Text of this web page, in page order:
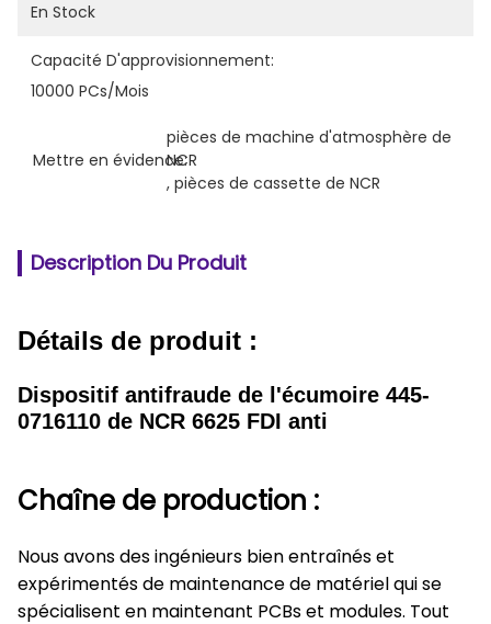
En Stock
Capacité D'approvisionnement:
10000 PCs/mois
Mettre en évidence:
pièces de machine d'atmosphère de
NCR
, pièces de cassette de NCR
Description Du Produit
Détails de produit :
Dispositif antifraude de l'écumoire 445-
0716110 de NCR 6625 FDI anti
Chaîne de production :
Nous avons des ingénieurs bien entraînés et
expérimentés de maintenance de matériel qui se
spécialisent en maintenant PCBs et modules. Tout